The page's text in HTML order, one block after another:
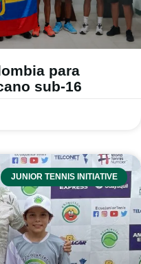
para
sub-16
JUNIOR TENNIS INITIATIVE